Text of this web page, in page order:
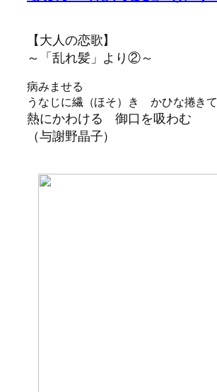
【大人の恋歌】
～「乱れ髪」より②～
病みませる
うなじに繊（ほそ）き かひな捲きて
熱にかわける 御口を吸わむ
（与謝野晶子）